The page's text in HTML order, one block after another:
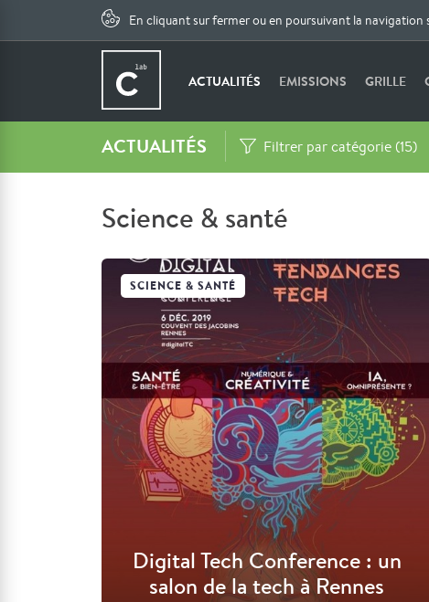
En cliquant sur fermer ou en poursuivant la
ACTUALITÉS EMISSIONS GRILLE
ACTUALITÉS Filtrer par catégorie (15)
Science & santé
Digital Tech Conference : un
salon de la tech à Rennes
SCIENCE & SANTÉ